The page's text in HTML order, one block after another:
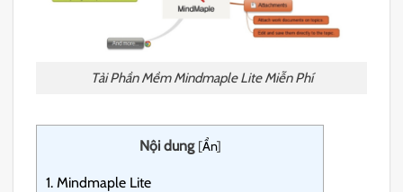
Tải Phần Mềm Mindmaple Lite Miễn Phí
Nội dung [Ẩn]
1. Mindmaple Lite